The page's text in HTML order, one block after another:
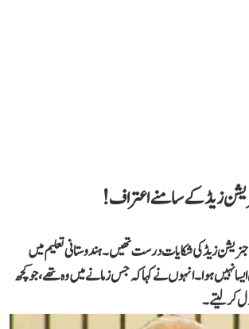
زیڈ کے سامنے اعتراف!
زیڈ کی شکایات درست تھیں۔ ہندوستانی تعلیم میں
نہیں ہوا۔انہوں نے کہا کہ جس زمانے میں وہ تھے،جو کچھ
کر لیتے۔